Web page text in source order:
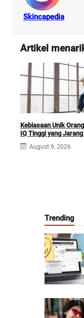
Skincapedia
Artikel
Kebiasaan Unik
IQ Tinggi yang
August 9, 2026
Trending